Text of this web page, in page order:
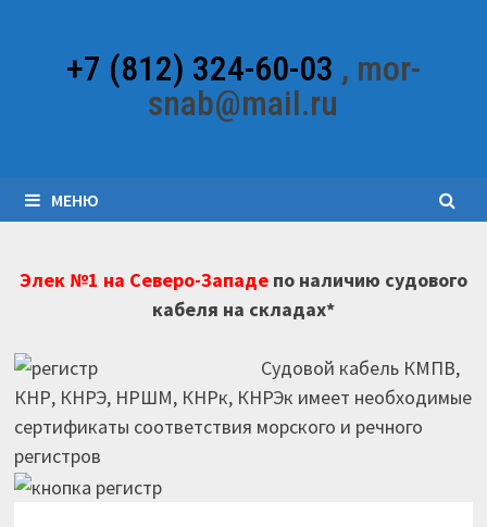
содержимому+7 (812) 324-60-03 , mor-
snab@mail.ru
МЕНЮ
Элек №1 на Северо-Западепо наличию судового
кабеля на складах*
Судовой кабель КМПВ,
КНР, КНРЭ, НРШМ, КНРк, КНРЭк имеет необходимые
сертификаты соответствия морского и речного
регистров